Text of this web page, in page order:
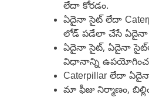
లేదా కోరడం.
ఏదైనా సైట్ లేదా
లోడ్ పడేలా చేసే ఏదైనా
ఏదైనా సైట్, ఏదైనా
విధానాన్ని
Caterpillar లేదా
మా ఫీజు నిర్మాణం,